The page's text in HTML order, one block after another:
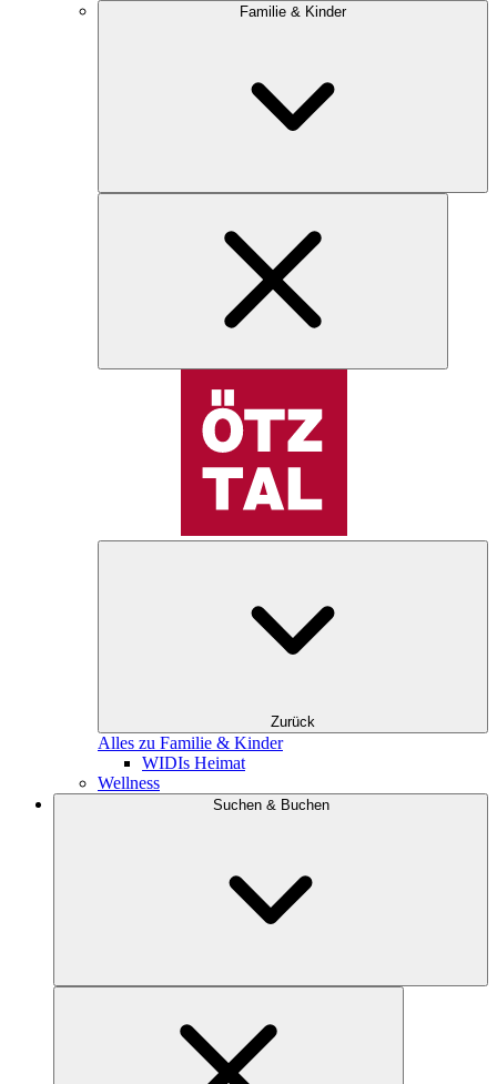
Familie & Kinder
Zurück
Alles zu Familie & Kinder
WIDIs Heimat
Wellness
Suchen & Buchen